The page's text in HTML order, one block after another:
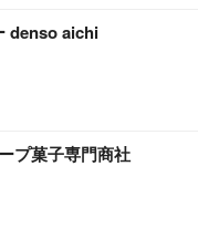
denso aichi
プ菓子専門商社